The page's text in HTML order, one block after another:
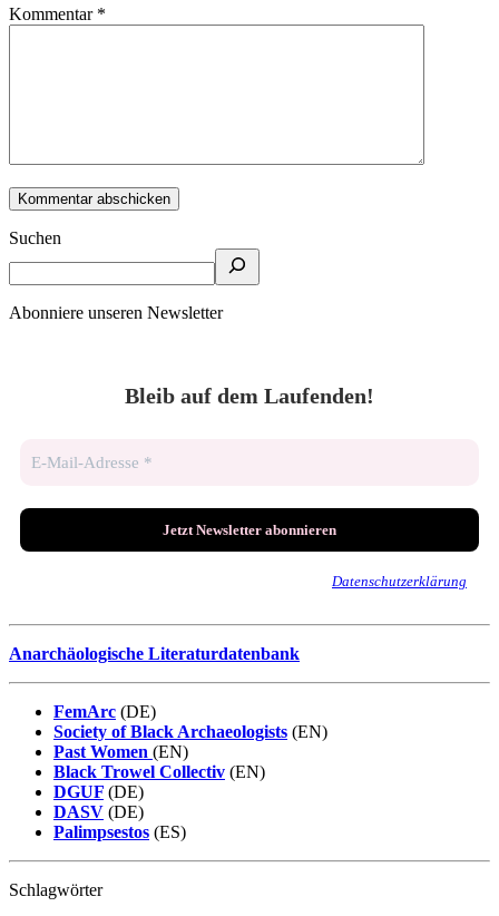
Kommentar *
Suchen
Abonniere unseren Newsletter
Bleib auf dem Laufenden!
Datenschutzerklärung
Anarchäologische Literaturdatenbank
FemArc (DE)
Society of Black Archaeologists (EN)
Past Women (EN)
Black Trowel Collectiv (EN)
DGUF (DE)
DASV (DE)
Palimpsestos (ES)
Schlagwörter